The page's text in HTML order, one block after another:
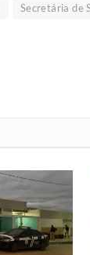
Secretária de